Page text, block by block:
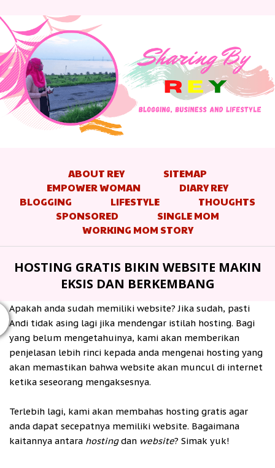
ABOUT REY
SITEMAP
EMPOWER WOMAN
DIARY REY
BLOGGING
LIFESTYLE
THOUGHTS
SPONSORED
SINGLE MOM
WORKING MOM STORY
HOSTING GRATIS BIKIN WEBSITE MAKIN
EKSIS DAN BERKEMBANG
Apakah anda sudah memiliki website? Jika sudah, pasti
Andi tidak asing lagi jika mendengar istilah hosting. Bagi
yang belum mengetahuinya, kami akan memberikan
penjelasan lebih rinci kepada anda mengenai hosting yang
akan memastikan bahwa website akan muncul di internet
ketika seseorang mengaksesnya.
Terlebih lagi, kami akan membahas hosting gratis agar
anda dapat secepatnya memiliki website. Bagaimana
kaitannya antara hostingdan website? Simak yuk!